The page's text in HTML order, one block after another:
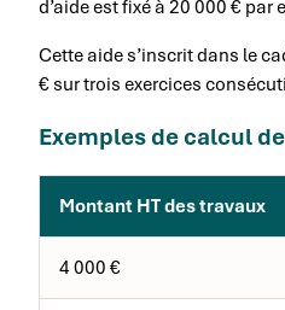
d’aide est fixé à 20 000 €
Cette aide s’inscrit dans le
€ sur trois exercices
Exemples de calcul
Montant HT des travaux
4 000 €